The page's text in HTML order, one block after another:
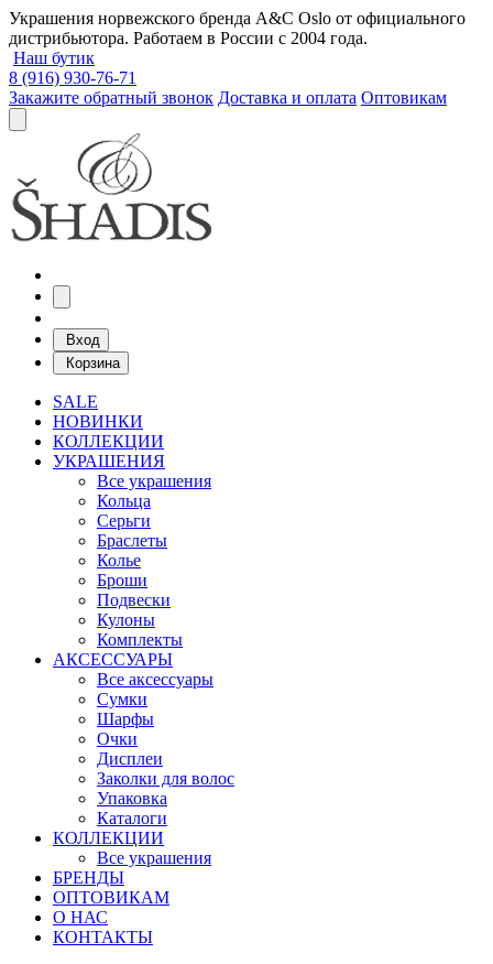
Украшения норвежского бренда A&C Oslo от официального
дистрибьютора. Работаем в России с 2004 года.
Наш бутик
8 (916) 930-76-71
Закажите обратный звонок Доставка и оплата Оптовикам
Вход
Корзина
SALE
НОВИНКИ
КОЛЛЕКЦИИ
УКРАШЕНИЯ
Все украшения
Кольца
Серьги
Браслеты
Колье
Броши
Подвески
Кулоны
Комплекты
АКСЕССУАРЫ
Все аксессуары
Сумки
Шарфы
Очки
Дисплеи
Заколки для волос
Упаковка
Каталоги
КОЛЛЕКЦИИ
Все украшения
БРЕНДЫ
ОПТОВИКАМ
О НАС
КОНТАКТЫ